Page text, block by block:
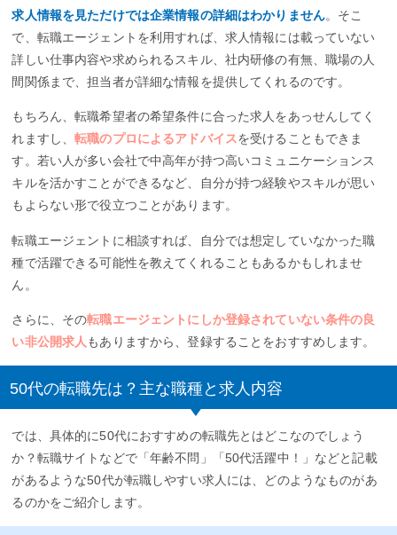
求人情報を見ただけでは企業情報の詳細はわかりません。そこ
で、転職エージェントを利用すれば、求人情報には載っていない
詳しい仕事内容や求められるスキル、社内研修の有無、職場の人
間関係まで、担当者が詳細な情報を提供してくれるのです。
もちろん、転職希望者の希望条件に合った求人をあっせんしてく
れますし、転職のプロによるアドバイスを受けることもできま
す。若い人が多い会社で中高年が持つ高いコミュニケーションス
キルを活かすことができるなど、自分が持つ経験やスキルが思い
もよらない形で役立つことがあります。
転職エージェントに相談すれば、自分では想定していなかった職
種で活躍できる可能性を教えてくれることもあるかもしれませ
ん。
さらに、その転職エージェントにしか登録されていない条件の良
い非公開求人 もありますから、登録することをおすすめします。
50代の転職先は？主な職種と求人内容
では、具体的に50代におすすめの転職先とはどこなのでしょう
か？転職サイトなどで「年齢不問」「50代活躍中！」などと記載
があるような50代が転職しやすい求人には、どのようなものがあ
るのかをご紹介します。